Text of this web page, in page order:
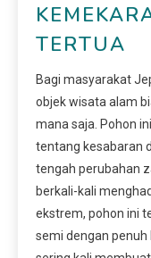
TERTUA
Bagi masyarakat
objek wisata alam
mana saja. Pohon
tentang kesabaran
tengah perubahan
berkali-kali
ekstrem, pohon ini
semi dengan penuh